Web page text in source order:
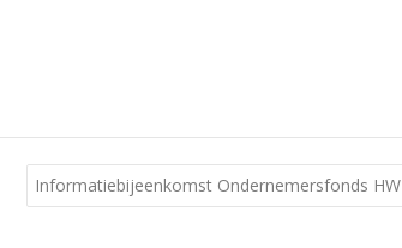
Informatiebijeenkomst Ondernemersfonds HW